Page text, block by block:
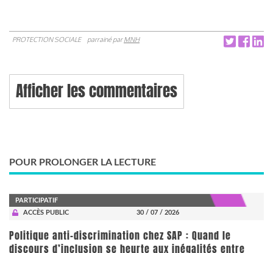
PROTECTION SOCIALE parrainé parMNH
Afficher les commentaires
POUR PROLONGER LA LECTURE
PARTICIPATIF
ACCÈS PUBLIC
30 / 07 / 2026
Politique anti-discrimination chez SAP : Quand le
discours d’inclusion se heurte aux inégalités entre